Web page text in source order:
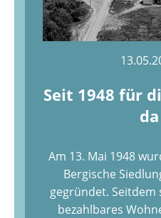
Seit 1948 für
da
Am 13. Mai 1948
Bergische
gegründet. Seitdem
bezahlbares